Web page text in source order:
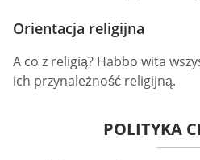
Orientacja religijna
A co z religią? Habbo wita
ich przynależność religijną.
POLITYKA